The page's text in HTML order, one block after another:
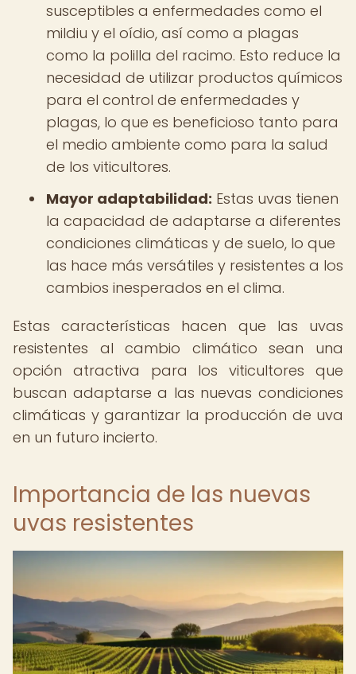
susceptibles a enfermedades como el
mildiu y el oídio, así como a plagas
como la polilla del racimo. Esto reduce la
necesidad de utilizar productos químicos
para el control de enfermedades y
plagas, lo que es beneficioso tanto para
el medio ambiente como para la salud
de los viticultores.
Mayor adaptabilidad: Estas uvas tienen
la capacidad de adaptarse a diferentes
condiciones climáticas y de suelo, lo que
las hace más versátiles y resistentes a los
cambios inesperados en el clima.
Estas características hacen que las uvas
resistentes al cambio climático sean una
opción atractiva para los viticultores que
buscan adaptarse a las nuevas condiciones
climáticas y garantizar la producción de uva
en un futuro incierto.
Importancia de las nuevas
uvas resistentes